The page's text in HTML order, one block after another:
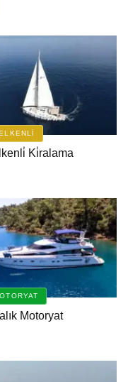
Ki̇ralama
Motoryat